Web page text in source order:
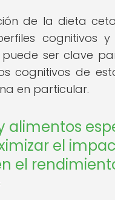
de la dieta
cognitivos y
puede ser clave
cognitivos de
en particular.
alimentos
el
el